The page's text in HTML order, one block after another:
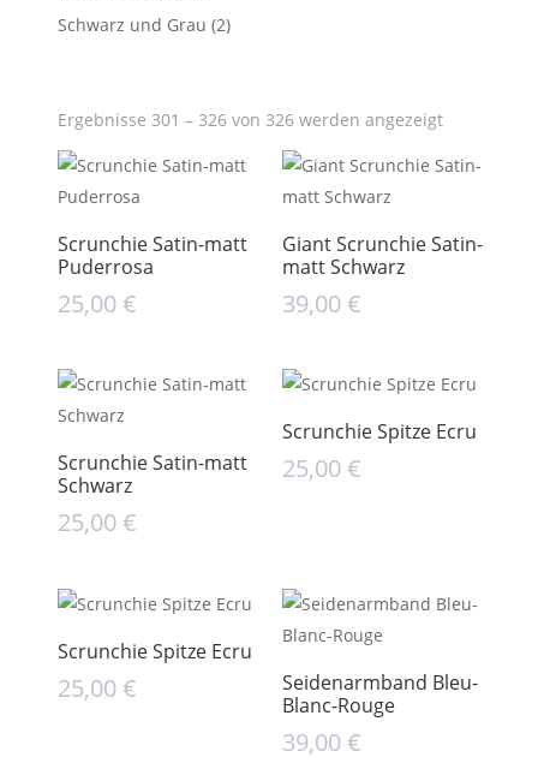
Schwarz und Grau (2)
Ergebnisse 301 – 326 von 326 werden angezeigt
Scrunchie Satin-matt
Puderrosa
25,00€
Giant Scrunchie Satin-
matt Schwarz
39,00€
Scrunchie Satin-matt
Schwarz
25,00€
Scrunchie Spitze Ecru
25,00€
Scrunchie Spitze Ecru
25,00€
Seidenarmband Bleu-
Blanc-Rouge
39,00€